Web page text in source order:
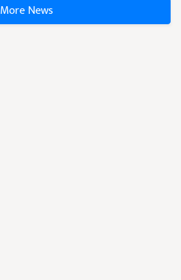
More News